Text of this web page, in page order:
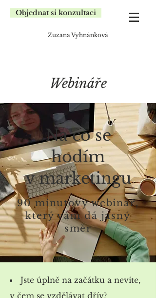
Objednat si konzultaci
Zuzana Vyhnánková
Webináře
Na co se
hodím
v marketingu
90 minutový webinář,
který vám dá jasný
směr
​Jste úplně na začátku a nevíte,
v čem se vzdělávat dřív?